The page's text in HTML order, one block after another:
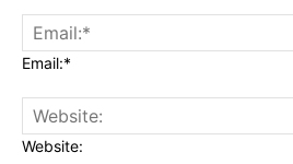
Email:*
Website: